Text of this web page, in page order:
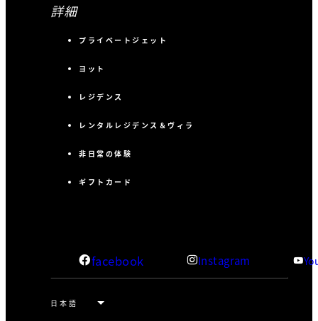
詳細
プライベートジェット
ヨット
レジデンス
レンタルレジデンス＆ヴィラ
非日常の体験
ギフトカード
facebook Instagram